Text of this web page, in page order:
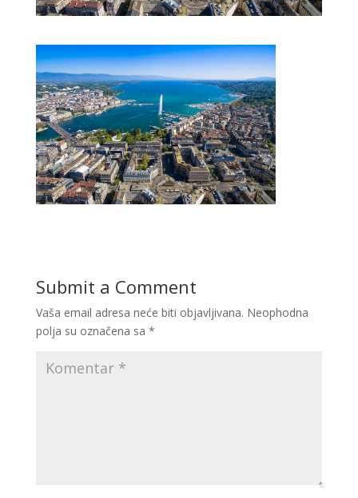
Submit a Comment
Vaša email adresa neće biti objavljivana. Neophodna
polja su označena sa *